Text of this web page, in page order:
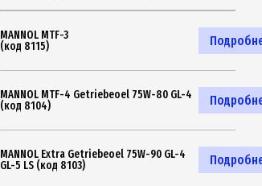
MANNOL MTF-3
(код 8115)
MANNOL MTF-4 Getriebeoel 75W-80 GL-4
(код 8104)
MANNOL Extra Getriebeoel 75W-90 GL-4
GL-5 LS (код 8103)